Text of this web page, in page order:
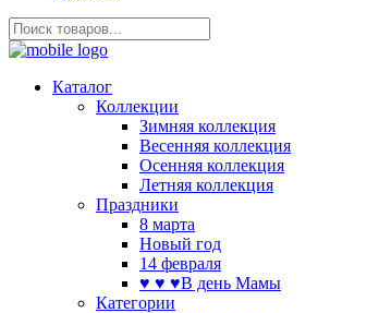
Каталог
Коллекции
Зимняя коллекция
Весенняя коллекция
Осенняя коллекция
Летняя коллекция
Праздники
8 марта
Новый год
14 февраля
♥ ♥ ♥В день Мамы
Категории